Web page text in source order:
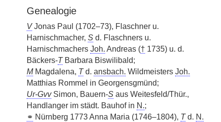
Genealogie
VJonas Paul (1702–73), Flaschner u.
Harnischmacher, S d. Flaschners u.
Harnischmachers Joh. Andreas († 1735) u. d.
Bäckers-TBarbara Biswilibald;
MMagdalena, Td. ansbach. Wildmeisters Joh.
Matthias Rommel in Georgensgmünd;
Ur-GvvSimon, Bauern-S aus Weitesfeld/Thür.,
Handlanger im städt. Bauhof in N.;
⚭ Nürnberg 1773 Anna Maria (1746–1804), Td. N.